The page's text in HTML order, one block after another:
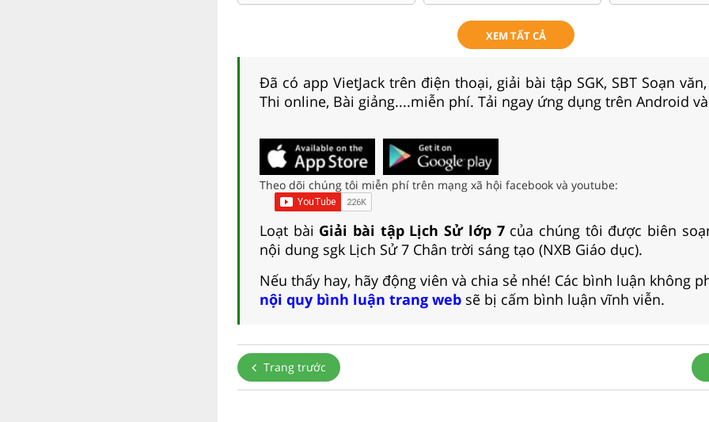
XEM TẤT CẢ
Đã có app VietJack trên điện thoại, giải bài tập SGK, SBT Soạn
Thi online, Bài giảng....miễn phí. Tải ngay ứng dụng trên Android và
Theo dõi chúng tôi miễn phí trên mạng xã hội facebook và youtube:
Loạt bài Giải bài tập Lịch Sử lớp 7của chúng tôi được biên
nội dung sgk Lịch Sử 7 Chân trời sáng tạo (NXB Giáo dục).
Nếu thấy hay, hãy động viên và chia sẻ nhé! Các bình luận không
nội quy bình luận trang web sẽ bị cấm bình luận vĩnh viễn.
Trang trước